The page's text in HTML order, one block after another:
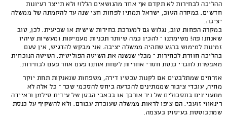
ההליכה לבחירות לא תקדם אף אחד מהנושאים הללו! ולא תייצר רעיונות
חדשים. במקרה הטוב, ישראל תמתין לפחות חצי שנה עד להקמתה של ממשלה
יציבה.
במקרה הפחות טוב, נגלוש גם למערכת בחירות שישית או שביעית. לכן, טוב
שאנחנו פה! משימתנו – להכין כמה שיותר תכניות מעמיקות ומעשיות שיהיו
זמינות למימוש ברגע שתהיה ממשלה יציבה. אני מבקש להדגיש, אין טעם
בהליכה חוזרת לבחירות – מבלי שנשנה את השיטה הפוליטית. השיטה הנוכחית
מאפשרת לחברי כנסת חסרי אחריות לקחת אותנו פעם אחר פעם לבחירות.
אזרחים שמתלבטים אם לקנות עכשיו דירה, משפחות שנאנקות תחת יוקר
מחיה, עובדי ציבור שממתינים להכרעה ביחס להסכמי שכר – כל אלה לא
מתעניינים בתסכולים של ניר אורבך או בכאבי הבטן של עידית סילמן וראיידה
רינאווי זועבי. הם ציפו לראות ממשלה שעובדת עבורם. ולא להשקיף על כנסת
שמתבוססת בעיסוק בעצמה.